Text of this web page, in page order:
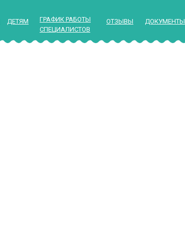
ДЕТЯМ
ГРАФИК РАБОТЫ
СПЕЦИАЛИСТОВ
ОТЗЫВЫ ДОКУМЕНТЫ